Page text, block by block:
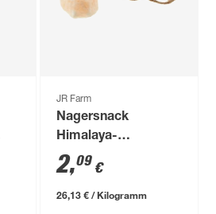
JR Farm
Nagersnack
Himalaya-
Salzleckstein 80 g
2,09 €
26,13 € / Kilogramm